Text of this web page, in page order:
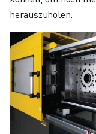
herauszuholen.